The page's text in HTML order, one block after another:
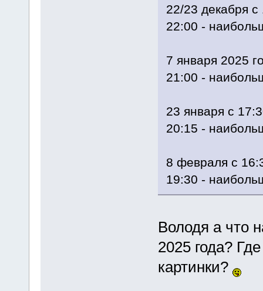
22/23 декабря
22:00 -
7 января 2025
21:00 -
23 января с
20:15 -
8 февраля с
19:30 -
Володя а что
2025 года?
картинки?